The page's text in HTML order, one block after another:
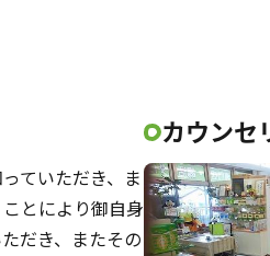
ていただき、ま
とにより御自身
だき、またその
カウンセ